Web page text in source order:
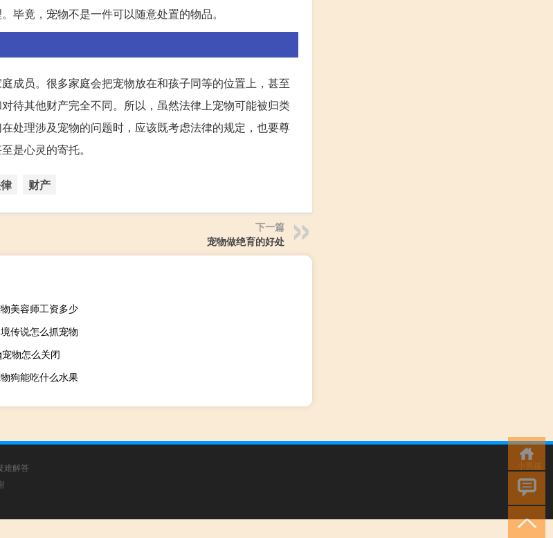
毕竟，宠物不是一件可以随意处置的物品。
成员。很多家庭会把宠物放在和孩子同等的位置上，甚至
待其他财产完全不同。所以，虽然法律上宠物可能被归类
处理涉及宠物的问题时，应该既考虑法律的规定，也要尊
是心灵的寄托。
财产
下一篇
宠物做绝育的好处
美容师工资多少
传说怎么抓宠物
物怎么关闭
狗能吃什么水果
难解答